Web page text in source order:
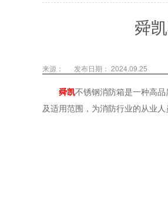
舜
来源： 发布日期： 2024.09.25
舜凯不锈钢消防箱是一种高
及适用范围，为消防行业的从业人